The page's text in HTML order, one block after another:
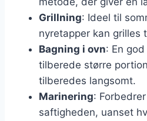
Grillning: Ideel til
nyretapper kan grilles
Bagning i ovn: En
tilberede større
tilberedes langsomt.
Marinering:
saftigheden, uanset